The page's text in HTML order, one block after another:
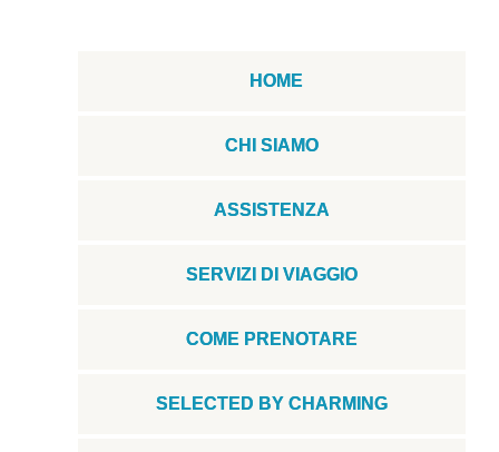
HOME
CHI SIAMO
ASSISTENZA
SERVIZI DI VIAGGIO
COME PRENOTARE
SELECTED BY CHARMING